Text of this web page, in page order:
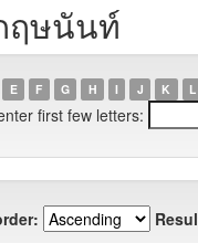
ฤษนันท์
E F G H I J K L
first few letters: